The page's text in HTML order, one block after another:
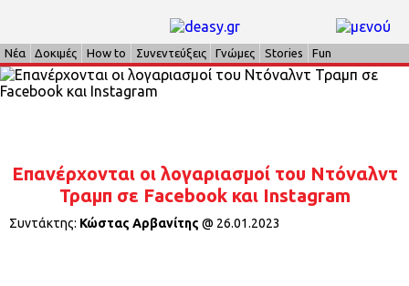
Νέα Δοκιμές How to Συνεντεύξεις Γνώμες Stories Fun
Επανέρχονται οι λογαριασμοί του Ντόναλντ
Τραμπ σε Facebook και Instagram
Συντάκτης: Κώστας Αρβανίτης @ 26.01.2023